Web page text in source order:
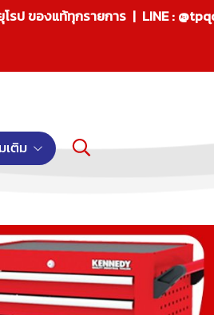
รป ของแท้ทุกรายการ | LINE :
เติม